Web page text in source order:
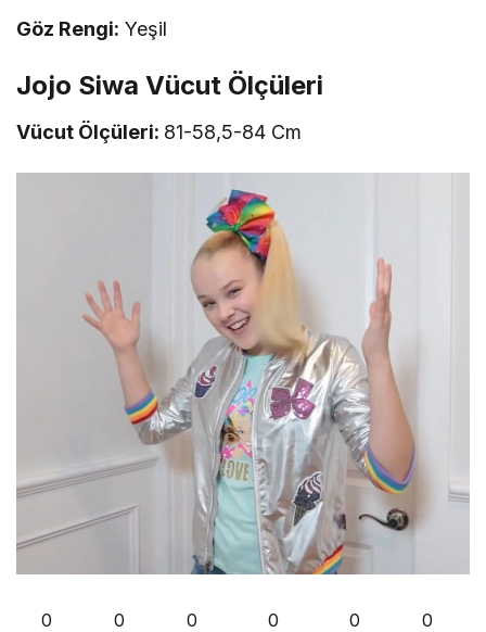
Göz Rengi: Yeşil
Jojo Siwa Vücut Ölçüleri
Vücut Ölçüleri: 81-58,5-84 Cm
0 0 0 0 0 0